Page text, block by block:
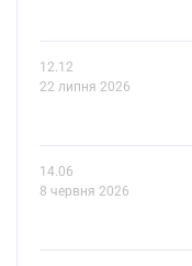
12.12
22 липня 2026
14.06
8 червня 2026